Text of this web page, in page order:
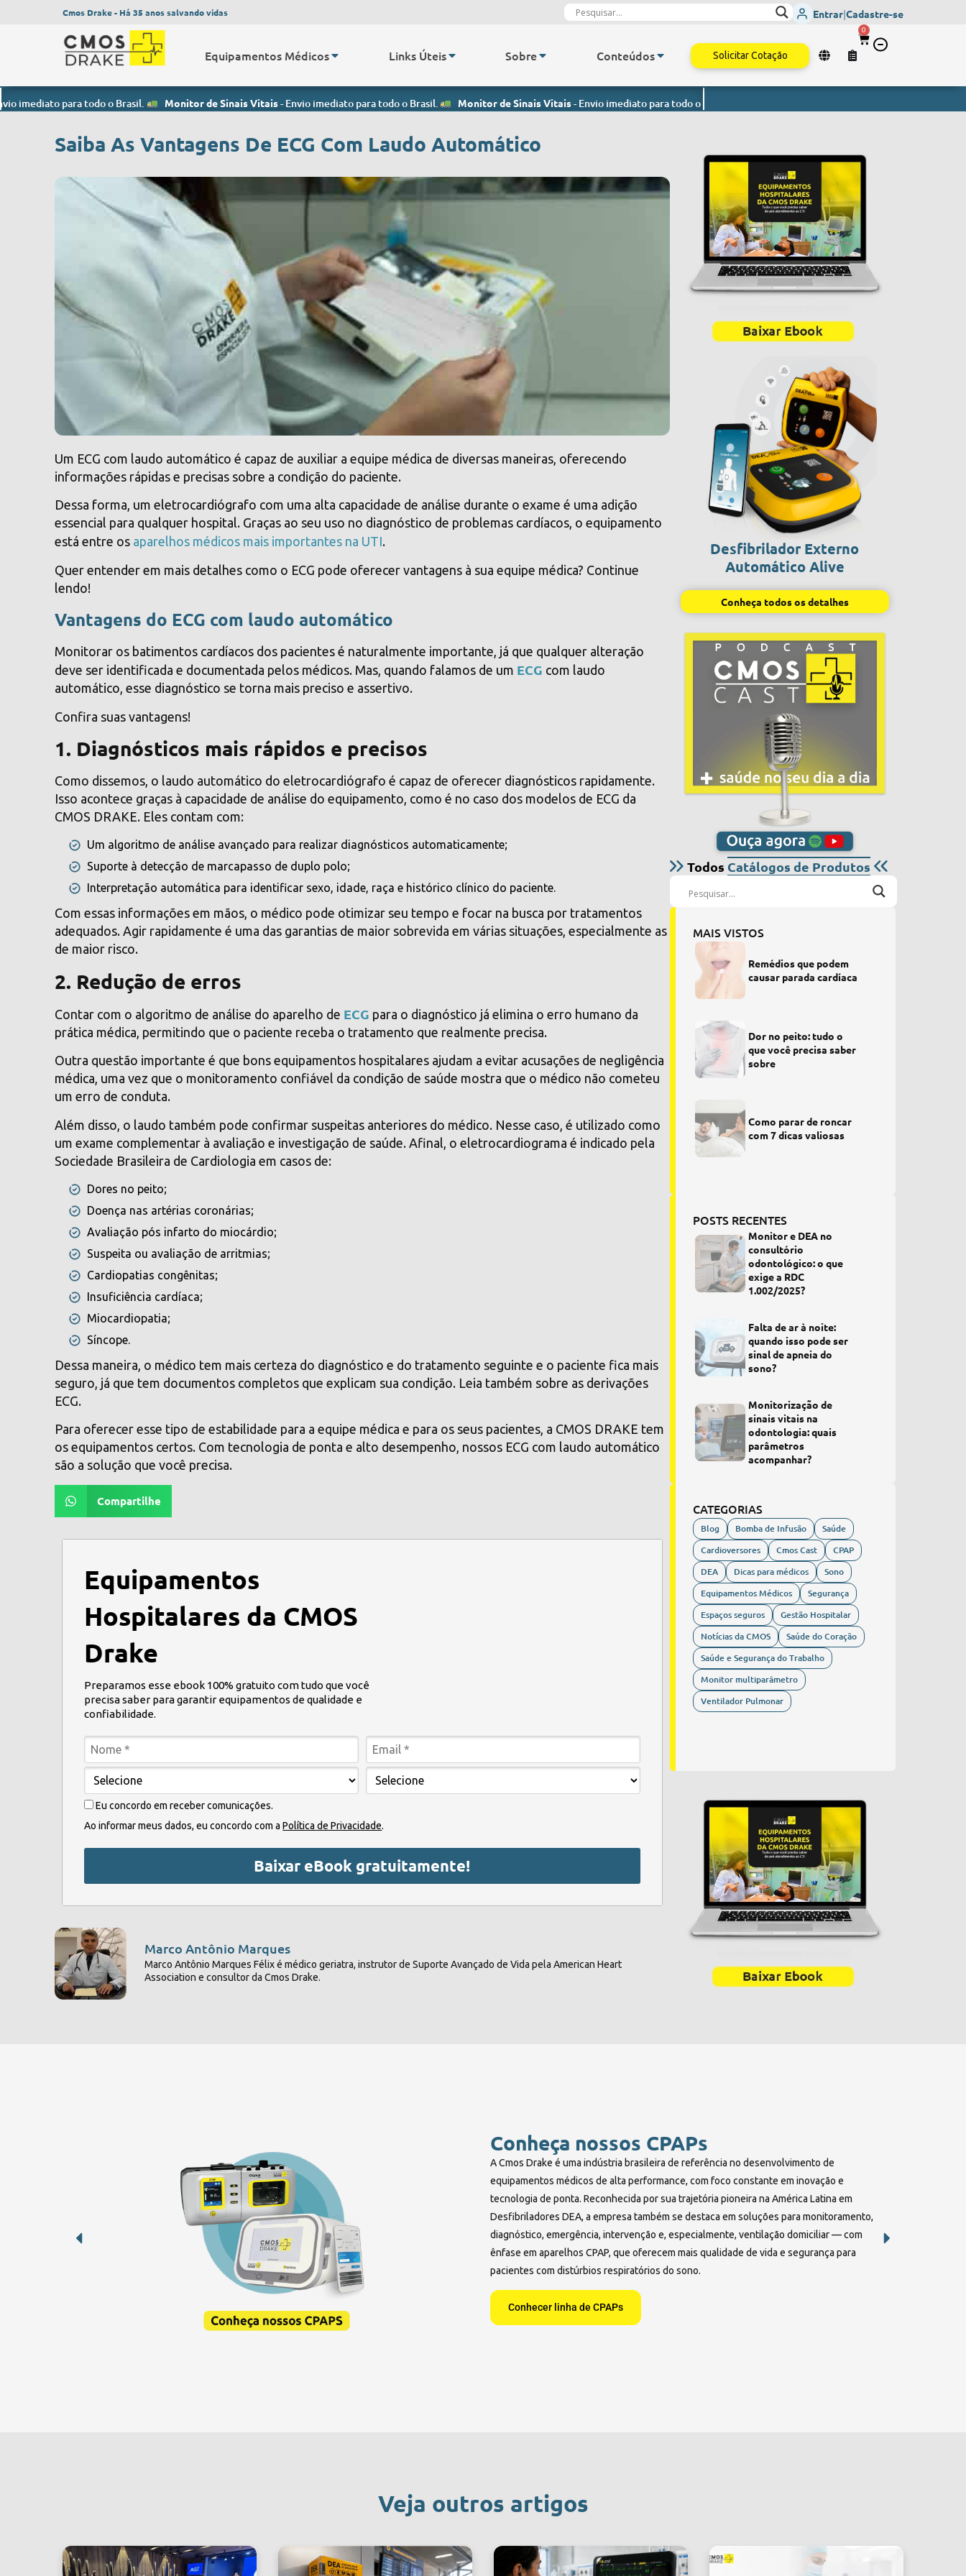
Cmos Drake - Há 35 anos salvando vidas Entrar|Cadastre-se
Equipamentos Médicos Links Úteis Sobre Conteúdos Solicitar Cotação
0
para todo o Brasil. Monitor de Sinais Vitais- Envio imediato para todo o Brasil. Monitor de Sinais Vitais- Envio imediato para todo o Brasil. Monitor de Sinais Vitais
Saiba As Vantagens De ECG Com Laudo Automático
Um ECG com laudo automático é capaz de auxiliar a equipe médica de diversas maneiras, oferecendo
informações rápidas e precisas sobre a condição do paciente.
Dessa forma, um eletrocardiógrafo com uma alta capacidade de análise durante o exame é uma adição
essencial para qualquer hospital. Graças ao seu uso no diagnóstico de problemas cardíacos, o equipamento
está entre os aparelhos médicos mais importantes na UTI.
Quer entender em mais detalhes como o ECG pode oferecer vantagens à sua equipe médica? Continue
lendo!
Vantagens do ECG com laudo automático
Monitorar os batimentos cardíacos dos pacientes é naturalmente importante, já que qualquer alteração
deve ser identificada e documentada pelos médicos. Mas, quando falamos de um ECG com laudo
automático, esse diagnóstico se torna mais preciso e assertivo.
Confira suas vantagens!
1. Diagnósticos mais rápidos e precisos
Como dissemos, o laudo automático do eletrocardiógrafo é capaz de oferecer diagnósticos rapidamente.
Isso acontece graças à capacidade de análise do equipamento, como é no caso dos modelos de ECG da
CMOS DRAKE. Eles contam com:
Um algoritmo de análise avançado para realizar diagnósticos automaticamente;
Suporte à detecção de marcapasso de duplo polo;
Interpretação automática para identificar sexo, idade, raça e histórico clínico do paciente.
Com essas informações em mãos, o médico pode otimizar seu tempo e focar na busca por tratamentos
adequados. Agir rapidamente é uma das garantias de maior sobrevida em várias situações, especialmente as
de maior risco.
2. Redução de erros
Contar com o algoritmo de análise do aparelho de ECG para o diagnóstico já elimina o erro humano da
prática médica, permitindo que o paciente receba o tratamento que realmente precisa.
Outra questão importante é que bons equipamentos hospitalares ajudam aevitar acusações de negligência
médica, uma vez que o monitoramento confiável da condição de saúde mostra que o médico não cometeu
um erro de conduta.
Além disso, o laudo também pode confirmar suspeitas anteriores do médico. Nesse caso, é utilizado como
um exame complementar à avaliação e investigação de saúde. Afinal, o eletrocardiograma é indicado pela
Sociedade Brasileira de Cardiologia em casos de:
Dores no peito;
Doença nas artérias coronárias;
Avaliação pós infarto do miocárdio;
Suspeita ou avaliação de arritmias;
Cardiopatias congênitas;
Insuficiência cardíaca;
Miocardiopatia;
Síncope.
Dessa maneira, o médico tem mais certeza do diagnóstico e do tratamento seguinte e o paciente fica mais
seguro, já que tem documentos completos que explicam sua condição. Leia também sobre as derivações
ECG.
Para oferecer esse tipo de estabilidade para a equipe médica e para os seus pacientes, a CMOS DRAKE tem
os equipamentos certos. Com tecnologia de ponta e alto desempenho, nossos ECG com laudo automático
são a solução que você precisa.
Compartilhe
Equipamentos
Hospitalares da CMOS
Drake
Preparamos esse ebook 100% gratuito com tudo que você
precisa saber para garantir equipamentos de qualidade e
confiabilidade.
Eu concordo em receber comunicações.
Ao informar meus dados, eu concordo com aPolítica de Privacidade.
Baixar eBook gratuitamente!
Marco Antônio Marques
Marco Antônio Marques Félix é médico geriatra, instrutor de Suporte Avançado de Vida pela American Heart
Association e consultor da Cmos Drake.
Desfibrilador Externo
Automático Alive
Conheça todos os detalhes
Todos Catálogos de Produtos
MAIS VISTOS
Remédios que podem
causar parada cardíaca
Dor no peito: tudo o
que você precisa saber
sobre
Como parar de roncar
com 7 dicas valiosas
POSTS RECENTES
Monitor e DEA no
consultório
odontológico: o que
exige a RDC
1.002/2025?
Falta de ar à noite:
quando isso pode ser
sinal de apneia do
sono?
Monitorização de
sinais vitais na
odontologia: quais
parâmetros
acompanhar?
CATEGORIAS
Blog Bomba de Infusão
Saúde
Cardioversores
Cmos Cast
CPAP
DEA
Dicas para médicos
Sono
Equipamentos Médicos
Segurança
Espaços seguros
Gestão Hospitalar
Notícias da CMOS
Saúde do Coração
Saúde e Segurança do Trabalho
Monitor multiparâmetro
Ventilador Pulmonar
Conheça nossos CPAPs
A Cmos Drake é uma indústria brasileira de referência no desenvolvimento de
equipamentos médicos de alta performance, com foco constante em inovação e
tecnologia de ponta. Reconhecida por sua trajetória pioneira na América Latina em
Desfibriladores DEA, a empresa também se destaca em soluções para monitoramento,
diagnóstico, emergência, intervenção e, especialmente, ventilação domiciliar — com
ênfase em aparelhos CPAP, que oferecem mais qualidade de vida e segurança para
pacientes com distúrbios respiratórios do sono.
Conhecer linha de CPAPs
Veja outros artigos